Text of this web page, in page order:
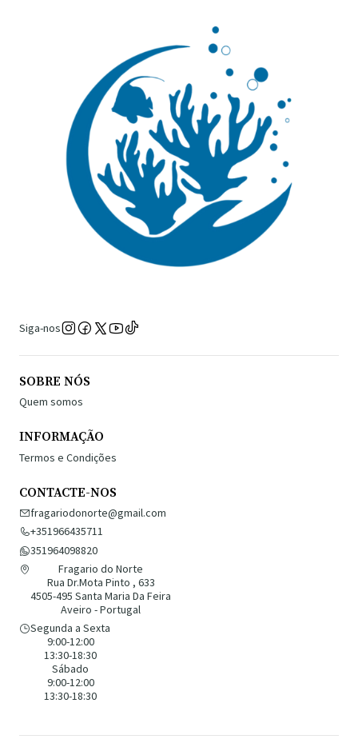
Siga-nos
SOBRE NÓS
Quem somos
INFORMAÇÃO
Termos e Condições
CONTACTE-NOS
fragariodonorte@gmail.com
+351966435711
351964098820
Fragario do Norte
Rua Dr.Mota Pinto , 633
4505-495 Santa Maria Da Feira
Aveiro - Portugal
Segunda a Sexta
9:00-12:00
13:30-18:30
Sábado
9:00-12:00
13:30-18:30